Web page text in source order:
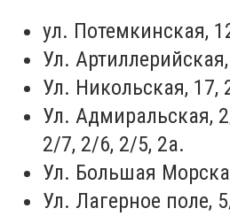
ул. Потемкинская,
Ул.
Ул. Никольская, 17,
Ул. Адмиральская,
2/7, 2/6, 2/5, 2а.
Ул. Большая
Ул. Лагерное поле,